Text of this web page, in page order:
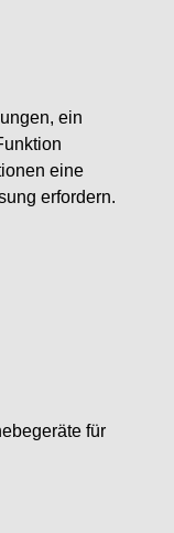
ein
eine
erfordern.
für